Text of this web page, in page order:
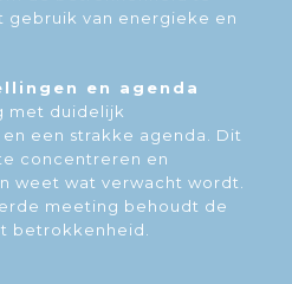
gebruik van energieke en
en agenda
met duidelijk
een strakke agenda. Dit
concentreren en
weet wat verwacht wordt.
meeting behoudt de
betrokkenheid.